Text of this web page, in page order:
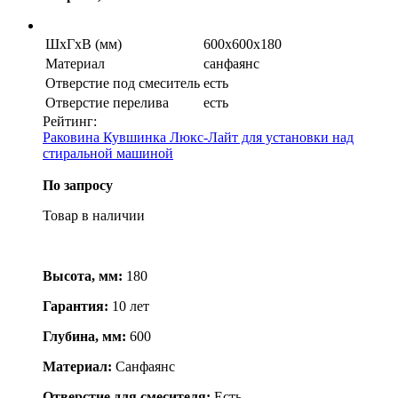
ШхГхВ (мм)
600х600х180
Материал
санфаянс
Отверстие под смеситель есть
Отверстие перелива
есть
Рейтинг:
Раковина Кувшинка Люкс-Лайт для установки над
стиральной машиной
По запросу
Товар в наличии
Высота, мм: 180
Гарантия: 10 лет
Глубина, мм: 600
Материал: Cанфаянс